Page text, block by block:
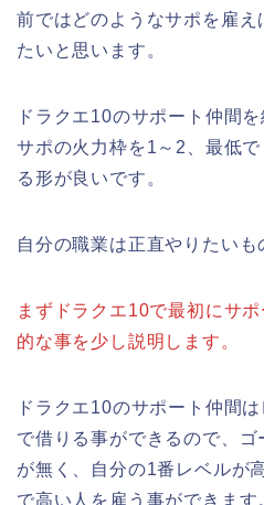
前ではどのようなサポを雇え
たいと思います。
ドラクエ10のサポート仲間
サポの火力枠を1～2、最低
る形が良いです。
自分の職業は正直やりたいも
まずドラクエ10で最初にサ
的な事を少し説明します。
ドラクエ10のサポート仲間
で借りる事ができるので、
が無く、自分の1番レベルが
で高い人を雇う事ができます